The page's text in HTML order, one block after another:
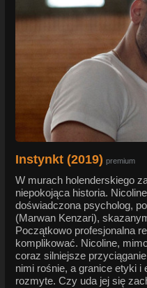
Instynkt (2019) premium
W murach holenderskiego
niepokojąca historia.
doświadczona psycholog,
(Marwan Kenzari),
Początkowo profesjonalna
komplikować. Nicoline,
coraz silniejsze
nimi rośnie, a granice etyki
rozmyte. Czy uda jej się